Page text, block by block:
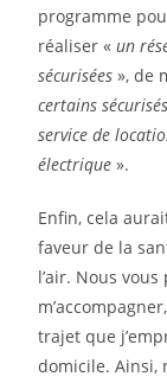
programme
réaliser «un
sécurisées », de
certains sécurisés
service de
électrique».
Enfin, cela
faveur de la
l’air. Nous
trajet que
domicile. Ainsi,